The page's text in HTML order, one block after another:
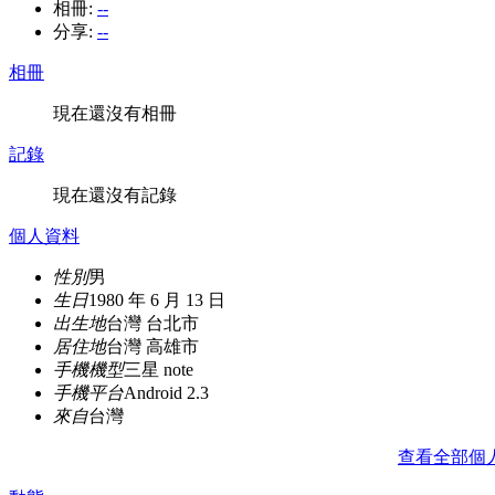
相冊: --
分享: --
相冊
現在還沒有相冊
記錄
現在還沒有記錄
個人資料
性別男
生日1980 年 6 月 13 日
出生地台灣 台北市
居住地台灣 高雄市
手機機型三星 note
手機平台Android 2.3
來自台灣
查看全部個